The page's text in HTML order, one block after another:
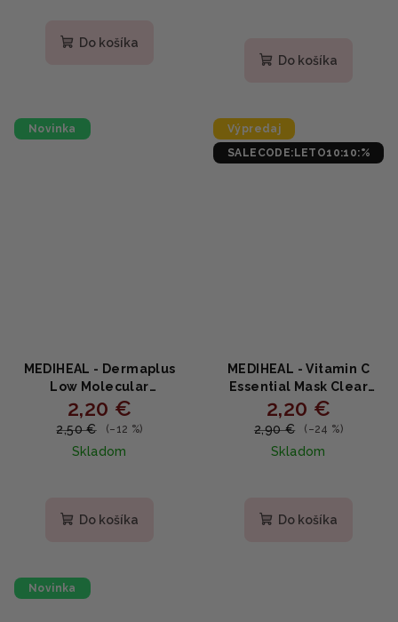
Do košíka
Do košíka
Novinka
MEDIHEAL - Dermaplus
Low Molecular
Hyaluronic Acid Mask -
Intenzívne hydratačná
plátenná maska s 8 typmi
kyseliny hyalurónovej
2,20 €
2,50 € (–12 %)
Skladom
Do košíka
Výpredaj
SALECODE:LETO10:10:%
MEDIHEAL - Vitamin C
Essential Mask Clear
Toning - Rozjasňujúca
plátenná maska s
vitamínom C a
niacínamidom 24 ml
2,20 €
2,90 € (–24 %)
Skladom
produktu
Do košíka
Novinka